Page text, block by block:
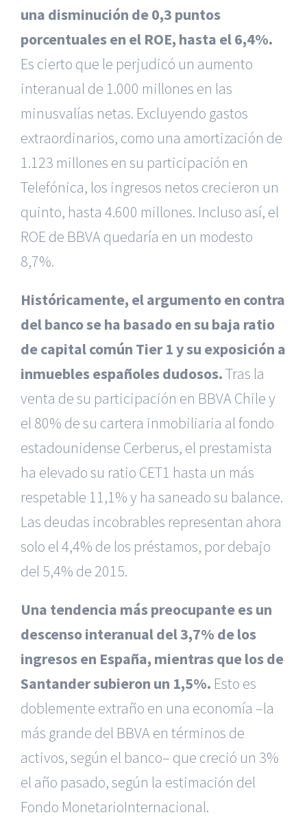
una disminución de 0,3 puntos
porcentuales en el ROE, hasta el 6,4%.
Es cierto que le perjudicó un aumento
interanual de 1.000 millones en las
minusvalías netas. Excluyendo gastos
extraordinarios, como una amortización de
1.123 millones en su participación en
Telefónica, los ingresos netos crecieron un
quinto, hasta 4.600 millones. Incluso así, el
ROE de BBVA quedaría en un modesto
8,7%.
Históricamente, el argumento en contra
del banco se ha basado en su baja ratio
de capital común Tier 1 y su exposición a
inmuebles españoles dudosos.Tras la
venta de su participación en BBVA Chile y
el 80% de su cartera inmobiliaria al fondo
estadounidense Cerberus, el prestamista
ha elevado su ratio CET1 hasta un más
respetable 11,1% y ha saneado su balance.
Las deudas incobrables representan ahora
solo el 4,4% de los préstamos, por debajo
del 5,4% de 2015.
Una tendencia más preocupante es un
descenso interanual del 3,7% de los
ingresos en España, mientras que los de
Santander subieron un 1,5%. Esto es
doblemente extraño en una economía –la
más grande del BBVA en términos de
activos, según el banco– que creció un 3%
el año pasado, según la estimación del
Fondo MonetarioInternacional.